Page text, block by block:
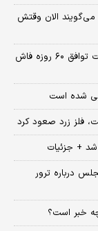
می‌گویند الان وقتش
العربیه: توافق بازگشایی تنگه هرمز در راه است/جزئیات توافق ۶۰ روزه فاش
شده است
+ جزئیات
درباره ترور
خبر است؟